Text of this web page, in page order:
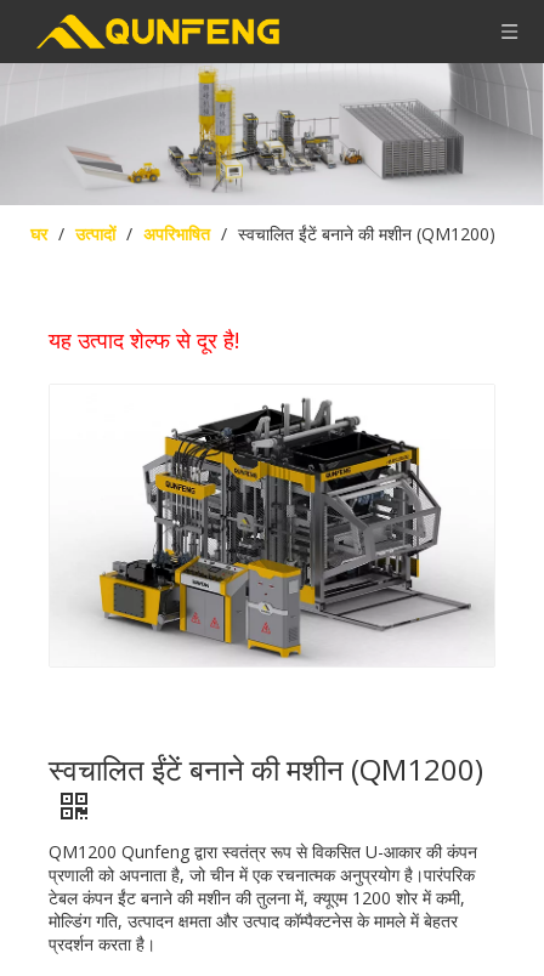
घर / उत्पादों / अपरिभाषित / स्वचालित ईंटें बनाने की मशीन (QM1200)
यह उत्पाद शेल्फ से दूर है!
स्वचालित ईंटें बनाने की मशीन (QM1200)
QM1200 Qunfeng द्वारा स्वतंत्र रूप से विकसित U-आकार की कंपन
प्रणाली को अपनाता है, जो चीन में एक रचनात्मक अनुप्रयोग है।पारंपरिक
टेबल कंपन ईंट बनाने की मशीन की तुलना में, क्यूएम 1200 शोर में कमी,
मोल्डिंग गति, उत्पादन क्षमता और उत्पाद कॉम्पैक्टनेस के मामले में बेहतर
प्रदर्शन करता है।